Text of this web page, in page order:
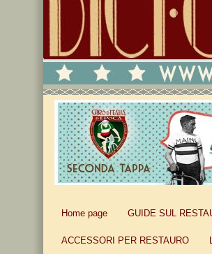
Home page GUIDE SUL
ACCESSORI PER RESTAURO